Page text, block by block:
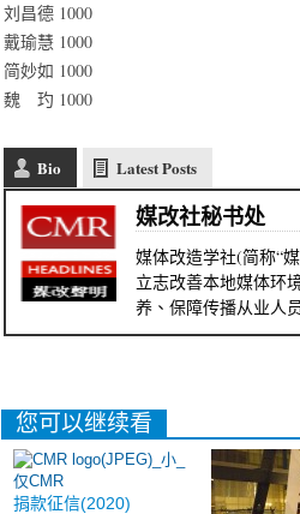
刘昌德 1000
戴瑜慧 1000
简妙如 1000
魏 玓 1000
Bio Latest Posts
媒改社秘书处
媒体改造学社(简称“
立志改善本地媒体环
养、保障传播从业人
您可以继续看
捐款征信(2020)